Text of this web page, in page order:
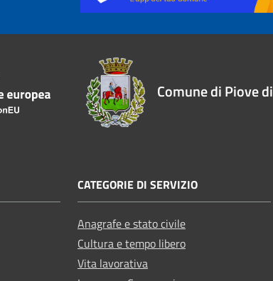
Comune di Piove
CATEGORIE DI SERVIZIO
Anagrafe e stato civile
Cultura e tempo libero
Vita lavorativa